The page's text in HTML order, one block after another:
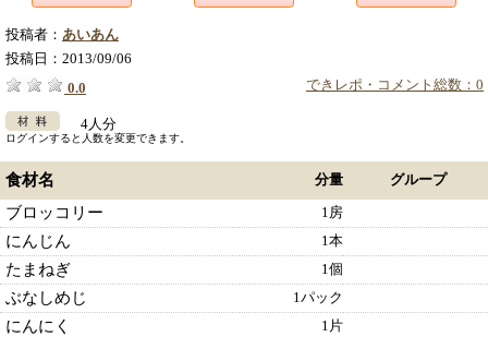
投稿者： あいあん
投稿日： 2013/09/06
できレポ・コメント総数：0
0.0
4人分
ログインすると人数を変更できます。
食材名 分量 グループ
ブロッコリー 1房
にんじん 1本
たまねぎ 1個
ぶなしめじ 1パック
にんにく 1片